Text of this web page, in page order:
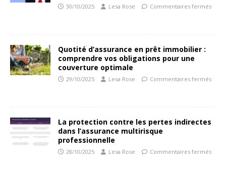
30/10/2025 Lesa Rose Commentaires fermés
Quotité d’assurance en prêt immobilier :
comprendre vos obligations pour une
couverture optimale
29/10/2025 Lesa Rose Commentaires fermés
La protection contre les pertes indirectes
dans l’assurance multirisque
professionnelle
28/10/2025 Lesa Rose Commentaires fermés